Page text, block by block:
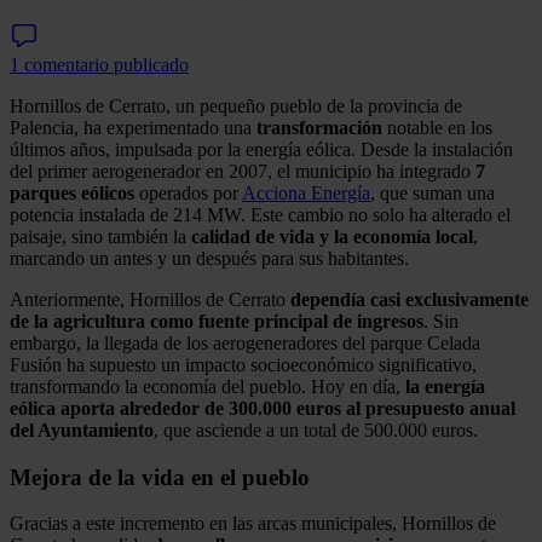
1 comentario publicado
Hornillos de Cerrato, un pequeño pueblo de la provincia de
Palencia, ha experimentado una transformación notable en los
últimos años, impulsada por la energía eólica. Desde la instalación
del primer aerogenerador en 2007, el municipio ha integrado 7
parques eólicos operados por Acciona Energía, que suman una
potencia instalada de 214 MW. Este cambio no solo ha alterado el
paisaje, sino también la calidad de vida y la economía local,
marcando un antes y un después para sus habitantes.
Anteriormente, Hornillos de Cerrato dependía casi exclusivamente
de la agricultura como fuente principal de ingresos. Sin
embargo, la llegada de los aerogeneradores del parque Celada
Fusión ha supuesto un impacto socioeconómico significativo,
transformando la economía del pueblo. Hoy en día, la energía
eólica aporta alrededor de 300.000 euros al presupuesto anual
del Ayuntamiento, que asciende a un total de 500.000 euros.
Mejora de la vida en el pueblo
Gracias a este incremento en las arcas municipales, Hornillos de